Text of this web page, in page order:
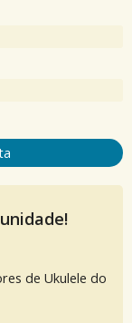
de Ukulele do